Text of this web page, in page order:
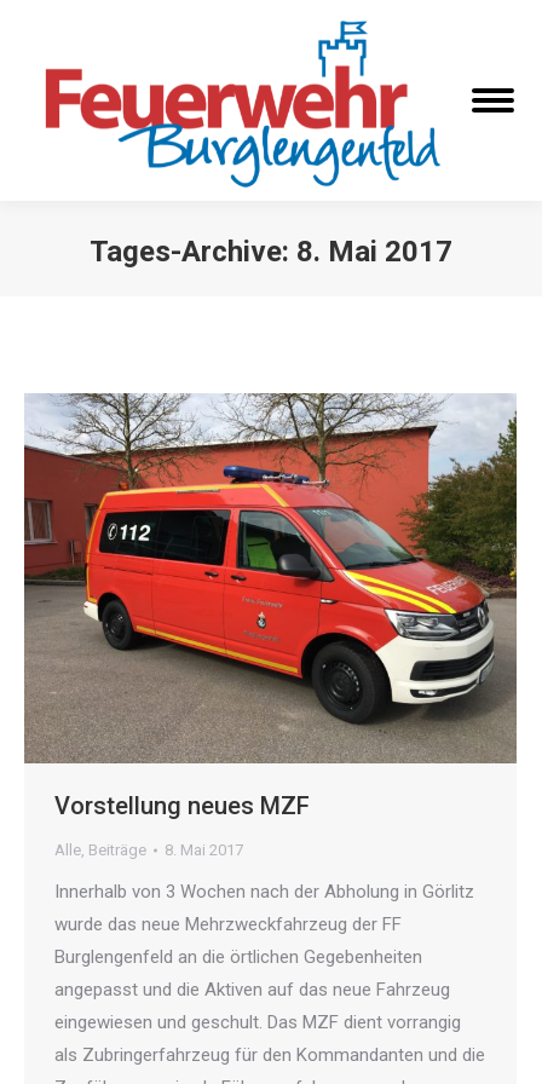
Tages-Archive: 8. Mai 2017
Vorstellung neues MZF
Alle, Beiträge 8. Mai 2017
Innerhalb von 3 Wochen nach der Abholung in Görlitz
wurde das neue Mehrzweckfahrzeug der FF
Burglengenfeld an die örtlichen Gegebenheiten
angepasst und die Aktiven auf das neue Fahrzeug
eingewiesen und geschult. Das MZF dient vorrangig
als Zubringerfahrzeug für den Kommandanten und die